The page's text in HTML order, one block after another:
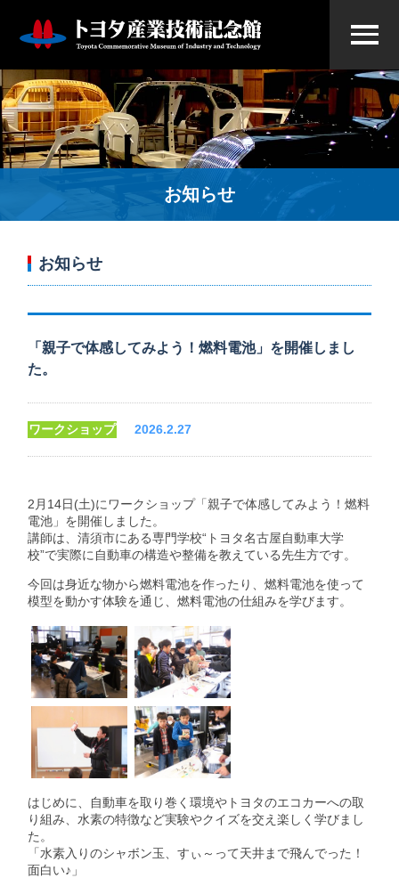
お知らせ
お知らせ
「親子で体感してみよう！燃料電池」を開催しまし
た。
ワークショップ 2026.2.27
2月14日(土)にワークショップ「親子で体感してみよう！燃料
電池」を開催しました。
講師は、清須市にある専門学校“トヨタ名古屋自動車大学
校”で実際に自動車の構造や整備を教えている先生方です。
今回は身近な物から燃料電池を作ったり、燃料電池を使って
模型を動かす体験を通じ、燃料電池の仕組みを学びます。
はじめに、自動車を取り巻く環境やトヨタのエコカーへの取
り組み、水素の特徴など実験やクイズを交え楽しく学びまし
た。
「水素入りのシャボン玉、すぃ～って天井まで飛んでった！
面白い♪」